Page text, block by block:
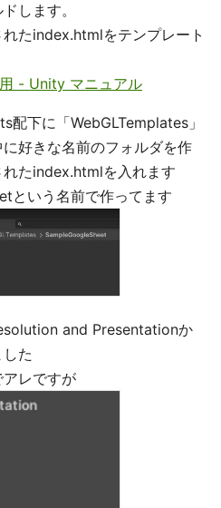
します。
たindex.htmlをテンプレート
- Unity マニュアル
下に「WebGLTemplates」
好きな名前のフォルダを作
たindex.htmlを入れます
という名前で作ってます
and Presentationか
た
アレですが